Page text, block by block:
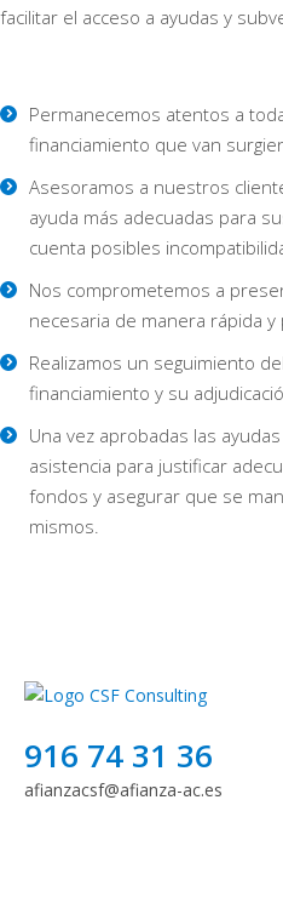
facilitar el acceso a ayudas y
Permanecemos atentos a
financiamiento que van
Asesoramos a nuestros
ayuda más adecuadas para
cuenta posibles
Nos comprometemos a
necesaria de manera rápida y
Realizamos un seguimiento
financiamiento y su
Una vez aprobadas las
asistencia para justificar
fondos y asegurar que se
mismos.
916 74 31 36
afianzacsf@afianza-ac.es